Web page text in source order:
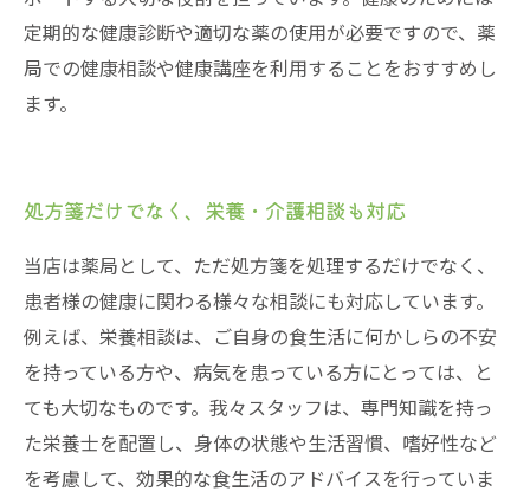
定期的な健康診断や適切な薬の使用が必要ですので、薬
局での健康相談や健康講座を利用することをおすすめし
ます。
処方箋だけでなく、栄養・介護相談も対応
当店は薬局として、ただ処方箋を処理するだけでなく、
患者様の健康に関わる様々な相談にも対応しています。
例えば、栄養相談は、ご自身の食生活に何かしらの不安
を持っている方や、病気を患っている方にとっては、と
ても大切なものです。我々スタッフは、専門知識を持っ
た栄養士を配置し、身体の状態や生活習慣、嗜好性など
を考慮して、効果的な食生活のアドバイスを行っていま